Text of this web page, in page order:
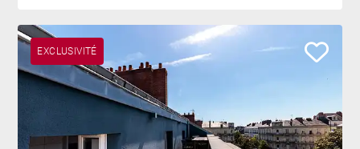
EXCLUSIVITÉ